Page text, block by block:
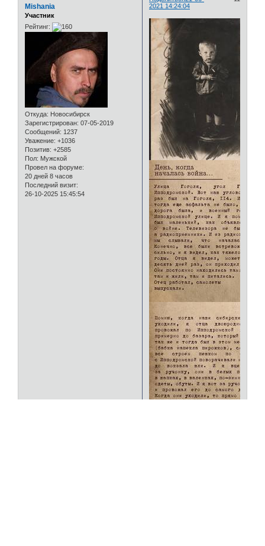
2021 14:24:04
Mishania
Участник
Рейтинг:
Откуда: Новосибирск
Зарегистрирован: 07-05-2019
Сообщений: 1237
Уважение: +1036
Позитив: +2585
Пол: Мужской
Провел на форуме:
20 дней 8 часов
Последний визит:
26-10-2025 15:45:54